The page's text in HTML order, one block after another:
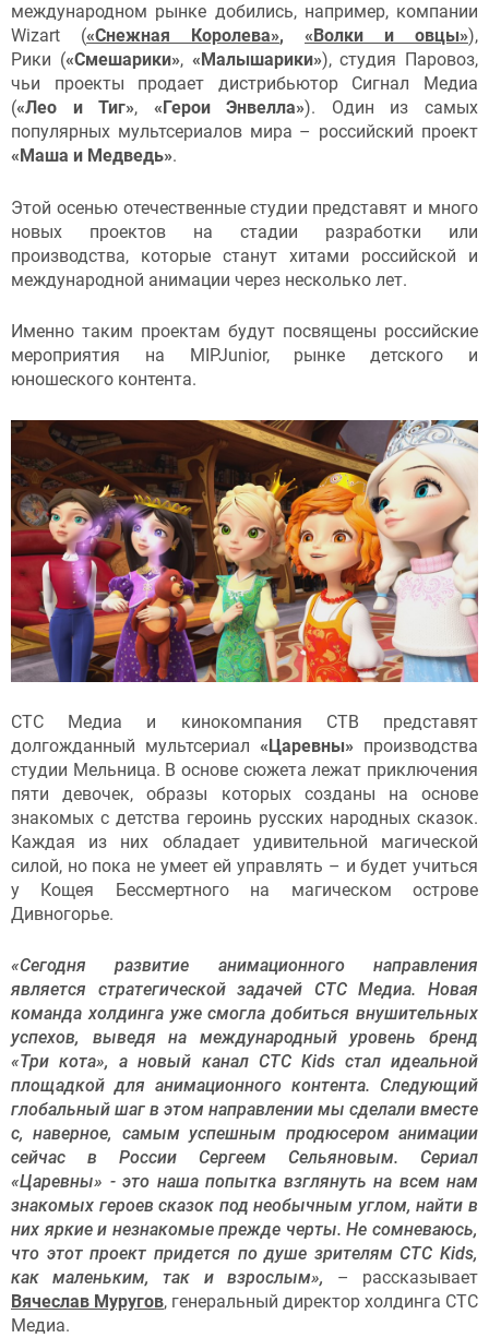
международном рынке добились, например, компании
Wizart («Снежная Королева», «Волки и овцы»),
Рики («Смешарики», «Малышарики»), студия Паровоз,
чьи проекты продает дистрибьютор Сигнал Медиа
(«Лео и Тиг», «Герои Энвелла»). Один из самых
популярных мультсериалов мира – российский проект
«Маша и Медведь».
Этой осенью отечественные студии представят и много
новых проектов на стадии разработки или
производства, которые станут хитами российской и
международной анимации через несколько лет.
Именно таким проектам будут посвящены российские
мероприятия на MIPJunior, рынке детского и
юношеского контента.
СТС Медиа и кинокомпания СТВ представят
долгожданный мультсериал «Царевны» производства
студии Мельница. В основе сюжета лежат приключения
пяти девочек, образы которых созданы на основе
знакомых с детства героинь русских народных сказок.
Каждая из них обладает удивительной магической
силой, но пока не умеет ей управлять – и будет учиться
у Кощея Бессмертного на магическом острове
Дивногорье.
«Сегодня развитие анимационного направления
является стратегической задачей СТС Медиа. Новая
команда холдинга уже смогла добиться внушительных
успехов, выведя на международный уровень бренд
«Три кота», а новый канал CTC Kids стал идеальной
площадкой для анимационного контента. Следующий
глобальный шаг в этом направлении мы сделали вместе
с, наверное, самым успешным продюсером анимации
сейчас в России Сергеем Сельяновым. Сериал
«Царевны» - это наша попытка взглянуть на всем нам
знакомых героев сказок под необычным углом, найти в
них яркие и незнакомые прежде черты. Не сомневаюсь,
что этот проект придется по душе зрителям СТС Kids,
как маленьким, так и взрослым», ­– рассказывает
Вячеслав Муругов, генеральный директор холдинга СТС
Медиа.